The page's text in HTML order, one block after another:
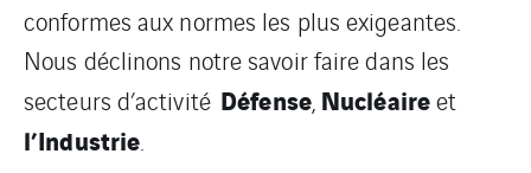
conformes aux normes les plus exigeantes.
Nous déclinons notre savoir faire dans les
secteurs d’activité Défense, Nucléaireet
l’Industrie.